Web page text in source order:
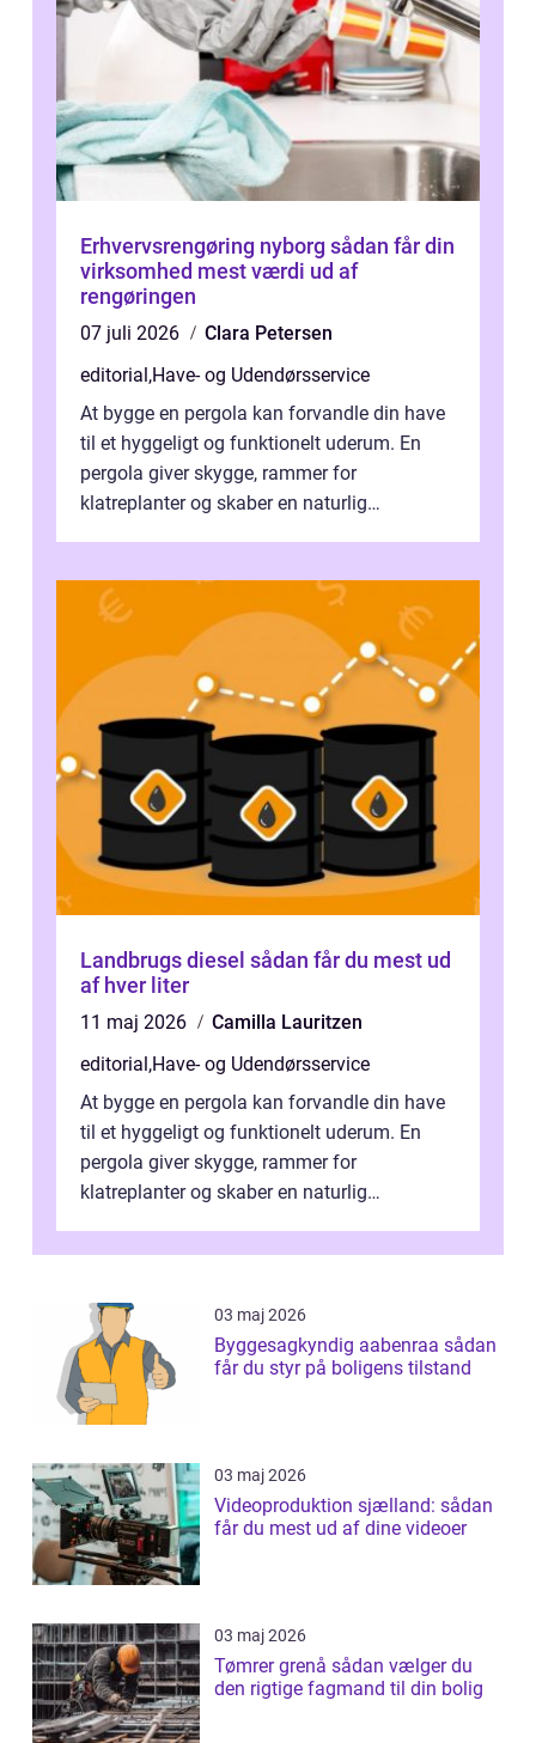
Erhvervsrengøring nyborg sådan får din
virksomhed mest værdi ud af
rengøringen
07 juli 2026
Clara Petersen
editorial ,Have- og Udendørsservice
At bygge en pergola kan forvandle din have
til et hyggeligt og funktionelt uderum. En
pergola giver skygge, rammer for
klatreplanter og skaber en naturlig
Landbrugs diesel sådan får du mest ud
af hver liter
11 maj 2026
Camilla Lauritzen
editorial ,Have- og Udendørsservice
At bygge en pergola kan forvandle din have
til et hyggeligt og funktionelt uderum. En
pergola giver skygge, rammer for
klatreplanter og skaber en naturlig
d...
03 maj 2026
Byggesagkyndig aabenraa sådan
får du styr på boligens tilstand
03 maj 2026
Videoproduktion sjælland: sådan
får du mest ud af dine videoer
03 maj 2026
Tømrer grenå sådan vælger du
den rigtige fagmand til din bolig